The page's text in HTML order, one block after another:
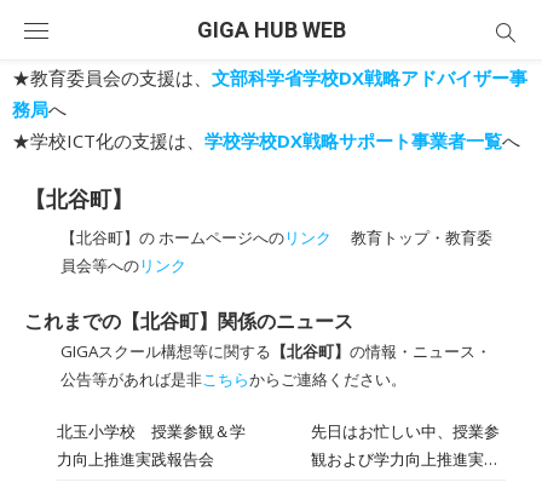
content
GIGA HUB WEB
★教育委員会の支援は、 文部科学省学校DX戦略アドバイザー事
務局へ
★学校ICT化の支援は、 学校学校DX戦略サポート事業者一覧へ
【北谷町】
【北谷町】の ホームページへのリンク
教育トップ・教育委
員会等へのリンク
これまでの【北谷町】関係のニュース
GIGAスクール構想等に関する 【北谷町】 の情報・ニュース・
公告等があれば是非こちらからご連絡ください。
北玉小学校 授業参観＆学
力向上推進実践報告会
先日はお忙しい中、授業参
観および学力向上推進実践